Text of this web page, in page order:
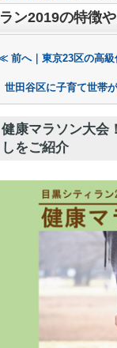
ン2019の特徴
前へ｜東京23区の高級
世田谷区に子育て世帯
健康マラソン大会
しをご紹介